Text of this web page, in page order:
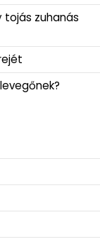
tojás zuhanás